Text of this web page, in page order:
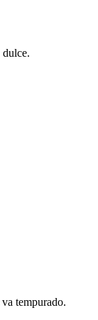
dulce.
tempurado.